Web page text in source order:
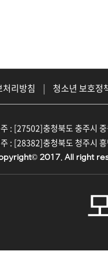
리방침 |
청소년 보호정
: [27502]충청북도 충주시
: [28382]충청북도 청주시
2017. All right